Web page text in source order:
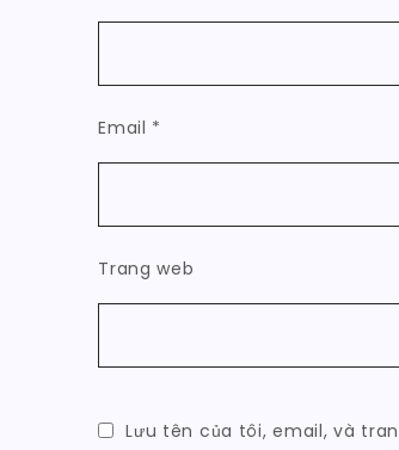
Email *
Trang web
Lưu tên của tôi, email, và